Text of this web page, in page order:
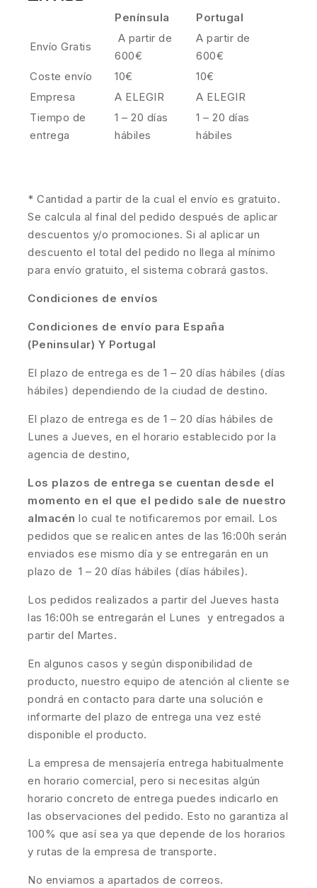
Península Portugal
Envío Gratis
A partir de
600€
A partir de
600€
Coste envío
10€
10€
Empresa
A ELEGIR
A ELEGIR
Tiempo de
entrega
1 – 20 días
hábiles
1 – 20 días
hábiles
* Cantidad a partir de la cual el envío es gratuito.
Se calcula al final del pedido después de aplicar
descuentos y/o promociones. Si al aplicar un
descuento el total del pedido no llega al mínimo
para envío gratuito, el sistema cobrará gastos.
Condiciones de envíos
Condiciones de envío para España
(Peninsular) Y Portugal
El plazo de entrega es de 1 – 20 días hábiles (días
hábiles) dependiendo de la ciudad de destino.
El plazo de entrega es de 1 – 20 días hábiles de
Lunes a Jueves, en el horario establecido por la
agencia de destino,
Los plazos de entrega se cuentan desde el
momento en el que el pedido sale de nuestro
almacén lo cual te notificaremos por email. Los
pedidos que se realicen antes de las 16:00h serán
enviados ese mismo día y se entregarán en un
plazo de 1 – 20 días hábiles (días hábiles).
Los pedidos realizados a partir del Jueves hasta
las 16:00h se entregarán el Lunes y entregados a
partir del Martes.
En algunos casos y según disponibilidad de
producto, nuestro equipo de atención al cliente se
pondrá en contacto para darte una solución e
informarte del plazo de entrega una vez esté
disponible el producto.
La empresa de mensajería entrega habitualmente
en horario comercial, pero si necesitas algún
horario concreto de entrega puedes indicarlo en
las observaciones del pedido. Esto no garantiza al
100% que así sea ya que depende de los horarios
y rutas de la empresa de transporte.
No enviamos a apartados de correos.